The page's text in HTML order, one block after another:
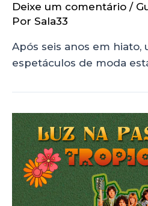
Deixe um comentário /
Por Sala33
Após seis anos em hiato,
espetáculos de moda